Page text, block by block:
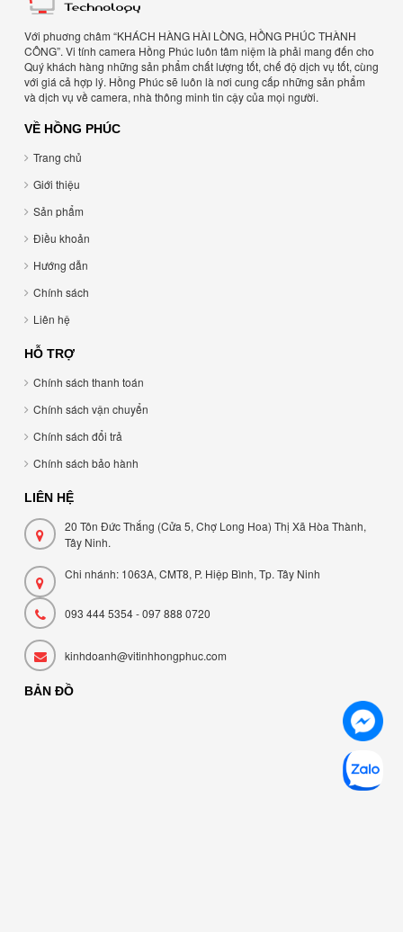
Với phuơng châm “KHÁCH HÀNG HÀI LÒNG, HỒNG PHÚC THÀNH
CÔNG”. Vi tính camera Hồng Phúc luôn tâm niệm là phải mang đến cho
Quý khách hàng những sản phẩm chất lượng tốt, chế độ dịch vụ tốt, cùng
với giá cả hợp lý. Hồng Phúc sẽ luôn là nơi cung cấp những sản phẩm
và dịch vụ về camera, nhà thông minh tin cậy của mọi người.
VỀ HỒNG PHÚC
Trang chủ
Giới thiệu
Sản phẩm
Điều khoản
Hướng dẫn
Chính sách
Liên hệ
HỖ TRỢ
Chính sách thanh toán
Chính sách vận chuyển
Chính sách đổi trả
Chính sách bảo hành
LIÊN HỆ
20 Tôn Đức Thắng (Cửa 5, Chợ Long Hoa) Thị Xã Hòa Thành,
Tây Ninh.
Chi nhánh: 1063A, CMT8, P. Hiệp Bình, Tp. Tây Ninh
093 444 5354 - 097 888 0720
kinhdoanh@vitinhhongphuc.com
BẢN ĐỒ